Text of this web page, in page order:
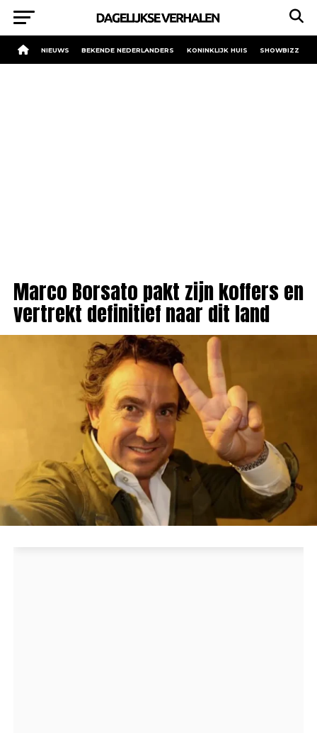
NIEUWS BEKENDE NEDERLANDERS KONINKLIJK HUIS SHOWBIZZ
Marco Borsato pakt zijn koffers en
vertrekt definitief naar dit land